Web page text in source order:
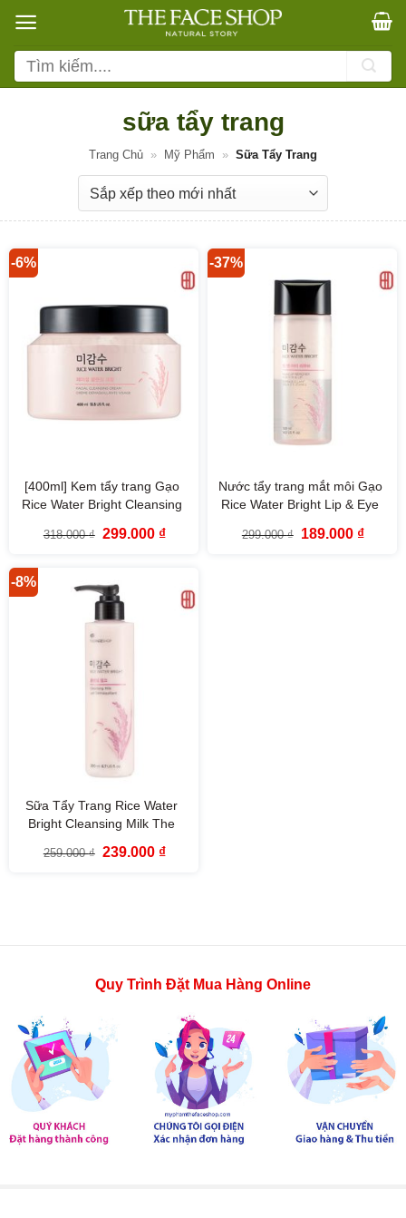
qua
nội
dung
Tìm
kiếm:
sữa tẩy trang
Trang Chủ » Mỹ Phẩm » Sữa Tẩy Trang
-6%
[400ml] Kem tẩy trang Gạo
Rice Water Bright Cleansing
318.000₫ Giá
299.000 ₫Giá
-37%
Nước tẩy trang mắt môi Gạo
Rice Water Bright Lip & Eye
Shop (120ml)
299.000₫
Giá
189.000 ₫Giá
-8%
Sữa Tẩy Trang Rice Water
Bright Cleansing Milk The
259.000₫ Giá
239.000 ₫Giá
Quy Trình Đặt Mua Hàng Online